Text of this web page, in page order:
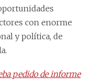
con enorme
y política, de
pedido de informe